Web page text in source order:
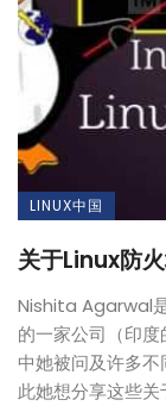
LINUX中国
关于Linux防
Nishita Agarwal
的一家公司（印
中她被问及许多
此她想分享这些